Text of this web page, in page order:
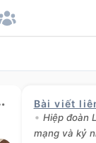
Bài viết
Hiệp đoàn
mạng và kỷ